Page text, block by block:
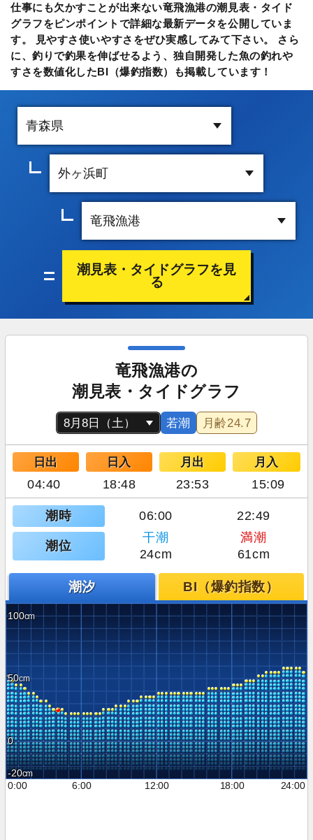
仕事にも欠かすことが出来ない竜飛漁港の潮見表・タイド
グラフをピンポイントで詳細な最新データを公開していま
す。 見やすさ使いやすさをぜひ実感してみて下さい。 さら
に、釣りで釣果を伸ばせるよう、独自開発した魚の釣れや
すさを数値化したBI（爆釣指数）も掲載しています！
潮見表・タイドグラフを見
る
竜飛漁港の
潮見表・タイドグラフ
若潮 月齢24.7
日出 日入 月出 月入
04:40 18:48 23:53 15:09
潮時 06:00 22:49
潮位
干潮
満潮
24cm
61cm
潮汐 BI（爆釣指数）
100
50
0
-20
0:00
6:00 12:00 18:00 24:00